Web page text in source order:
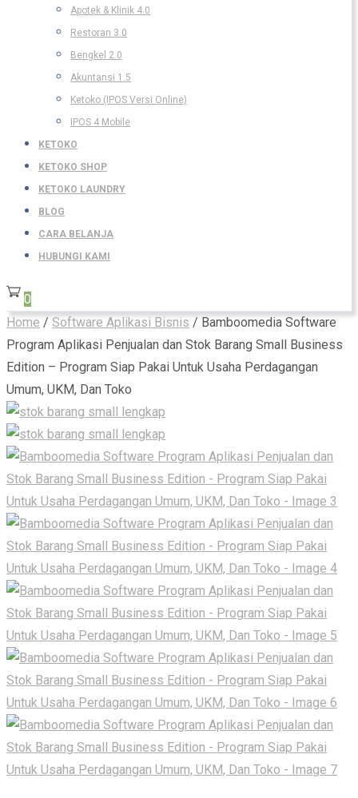
Apotek & Klinik 4.0
Restoran 3.0
Bengkel 2.0
Akuntansi 1.5
Ketoko (IPOS Versi Online)
IPOS 4 Mobile
KETOKO
KETOKO SHOP
KETOKO LAUNDRY
BLOG
CARA BELANJA
HUBUNGI KAMI
0
Home / Software Aplikasi Bisnis / Bamboomedia Software
Program Aplikasi Penjualan dan Stok Barang Small Business
Edition – Program Siap Pakai Untuk Usaha Perdagangan
Umum, UKM, Dan Toko